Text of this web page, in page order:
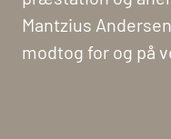
Mantzius
modtog for og på